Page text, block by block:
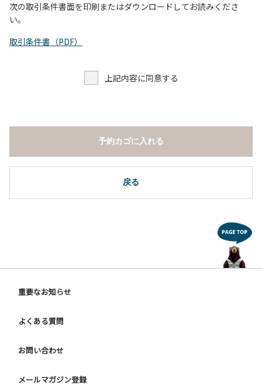
次の取引条件書面を印刷またはダウンロードしてお読みくださ
い。
取引条件書（PDF）
上記内容に同意する
戻る
予約カゴに入れる
重要なお知らせ
よくある質問
お問い合わせ
メールマガジン登録